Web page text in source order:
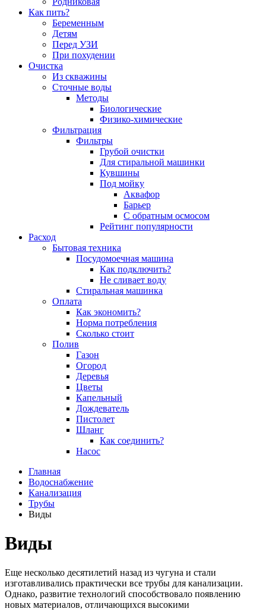
Как пить?
Беременным
Детям
Перед УЗИ
При похудении
Очистка
Из скважины
Сточные воды
Методы
Биологические
Физико-химические
Фильтрация
Фильтры
Грубой очистки
Для стиральной машинки
Кувшины
Под мойку
Аквафор
Барьер
С обратным осмосом
Рейтинг популярности
Расход
Бытовая техника
Посудомоечная машина
Как подключить?
Не сливает воду
Стиральная машинка
Оплата
Как экономить?
Норма потребления
Сколько стоит
Полив
Газон
Огород
Деревья
Цветы
Капельный
Дождеватель
Пистолет
Шланг
Как соединить?
Насос
Главная
Водоснабжение
Канализация
Трубы
Виды
Виды
Еще несколько десятилетий назад из чугуна и стали
изготавливались практически все трубы для канализации.
Однако, развитие технологий способствовало появлению
новых материалов, отличающихся высокими